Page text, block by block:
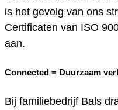
is het gevolg van ons
Certificaten van ISO
aan.
Connected = Duurzaam
Bij familiebedrijf Bals